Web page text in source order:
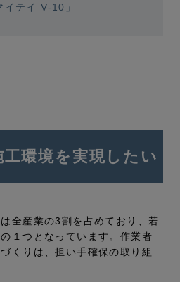
テイ V-10」
環境を実現したい
全産業の3割を占めており、若
１つとなっています。作業者
くりは、担い手確保の取り組